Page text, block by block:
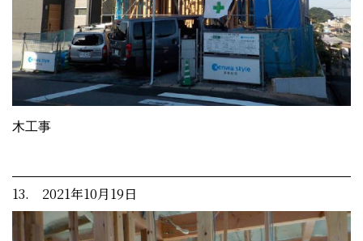
木工事
13. 2021年10月19日